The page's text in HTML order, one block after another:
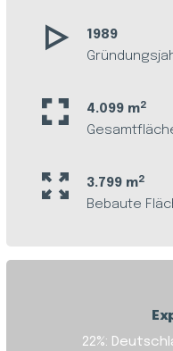
1989
4.099 m2
3.799 m2
Bebaute
22%: